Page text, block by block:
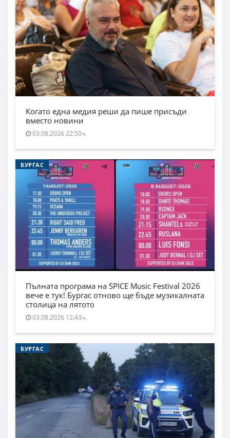
Когато една медия реши да пише присъди
вместо новини
03.08.2026 22:50ч.
БУРГАС
Пълната програма на SPICE Music Festival 2026
вече е тук! Бургас отново ще бъде музикалната
столица на лятото
03.08.2026 12:43ч.
БУРГАС